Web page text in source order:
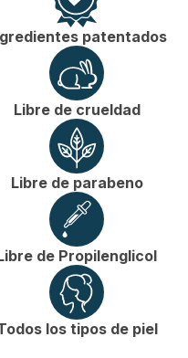
patentados
Libre de crueldad
Libre de parabeno
de Propilenglicol
los tipos de piel